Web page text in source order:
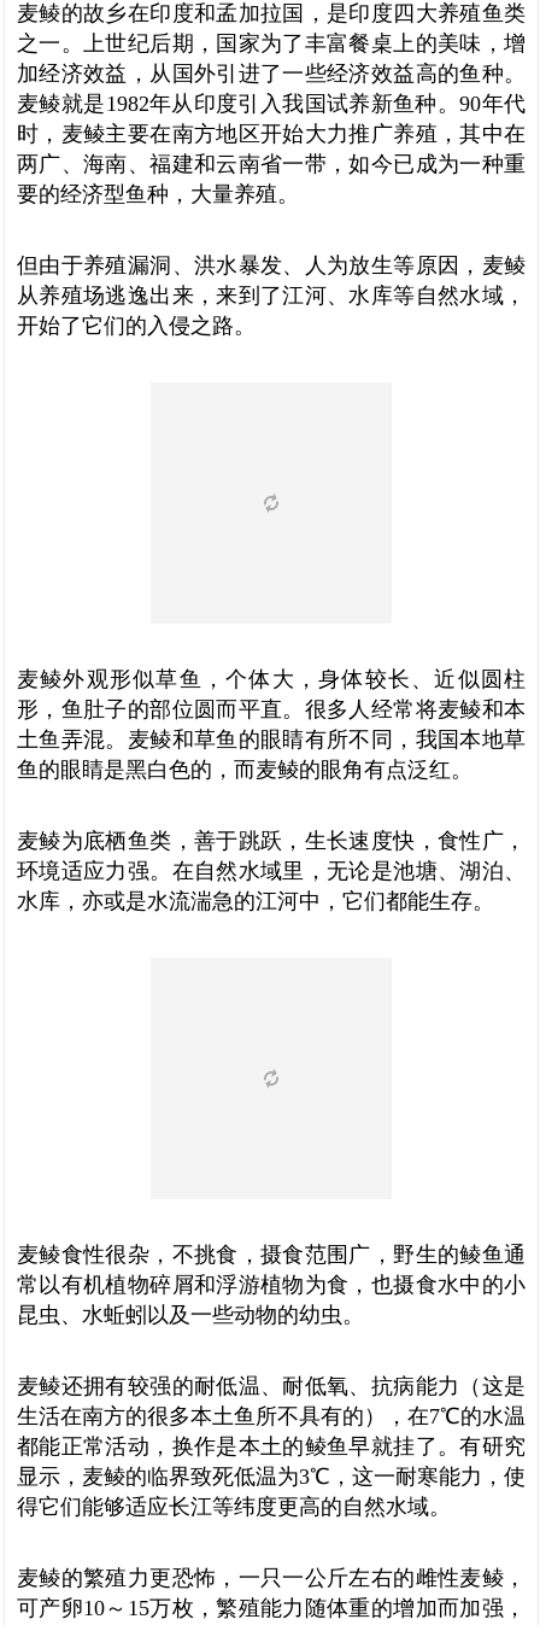
麦鲮的故乡在印度和孟加拉国，是印度四大养殖鱼类
之一。上世纪后期，国家为了丰富餐桌上的美味，增
加经济效益，从国外引进了一些经济效益高的鱼种。
麦鲮就是1982年从印度引入我国试养新鱼种。90年代
时，麦鲮主要在南方地区开始大力推广养殖，其中在
两广、海南、福建和云南省一带，如今已成为一种重
要的经济型鱼种，大量养殖。
但由于养殖漏洞、洪水暴发、人为放生等原因，麦鲮
从养殖场逃逸出来，来到了江河、水库等自然水域，
开始了它们的入侵之路。
麦鲮外观形似草鱼，个体大，身体较长、近似圆柱
形，鱼肚子的部位圆而平直。很多人经常将麦鲮和本
土鱼弄混。麦鲮和草鱼的眼睛有所不同，我国本地草
鱼的眼睛是黑白色的，而麦鲮的眼角有点泛红。
麦鲮为底栖鱼类，善于跳跃，生长速度快，食性广，
环境适应力强。在自然水域里，无论是池塘、湖泊、
水库，亦或是水流湍急的江河中，它们都能生存。
麦鲮食性很杂，不挑食，摄食范围广，野生的鲮鱼通
常以有机植物碎屑和浮游植物为食，也摄食水中的小
昆虫、水蚯蚓以及一些动物的幼虫。
麦鲮还拥有较强的耐低温、耐低氧、抗病能力（这是
生活在南方的很多本土鱼所不具有的），在7℃的水温
都能正常活动，换作是本土的鲮鱼早就挂了。有研究
显示，麦鲮的临界致死低温为3℃，这一耐寒能力，使
得它们能够适应长江等纬度更高的自然水域。
麦鲮的繁殖力更恐怖，一只一公斤左右的雌性麦鲮，
可产卵10～15万枚，繁殖能力随体重的增加而加强，